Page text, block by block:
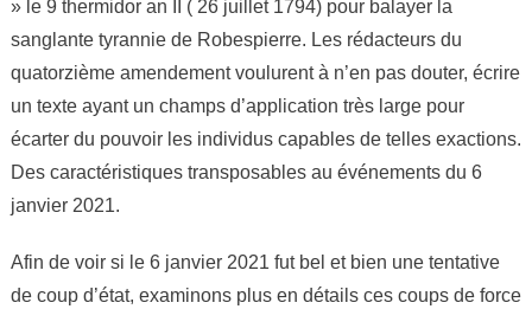
» le 9 thermidor an II ( 26 juillet 1794) pour balayer la
sanglante tyrannie de Robespierre. Les rédacteurs du
quatorzième amendement voulurent à n’en pas douter, écrire
un texte ayant un champs d’application très large pour
écarter du pouvoir les individus capables de telles exactions.
Des caractéristiques transposables au événements du 6
janvier 2021.
Afin de voir si le 6 janvier 2021 fut bel et bien une tentative
de coup d’état, examinons plus en détails ces coups de force